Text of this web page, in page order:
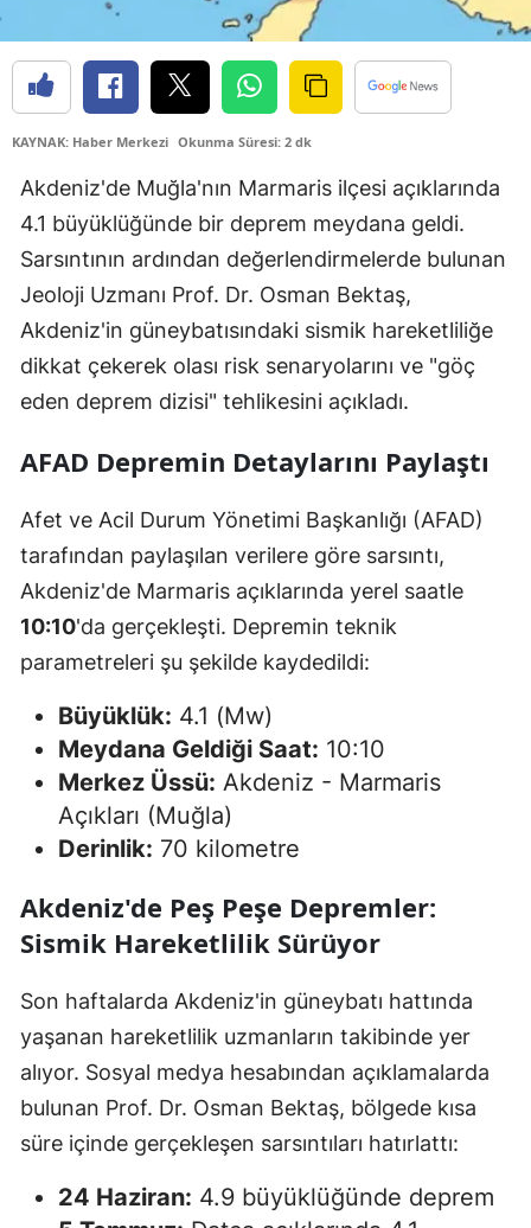
KAYNAK: Haber Merkezi Okunma Süresi: 2 dk
Akdeniz'de Muğla'nın Marmaris ilçesi açıklarında
4.1 büyüklüğünde bir deprem meydana geldi.
Sarsıntının ardından değerlendirmelerde bulunan
Jeoloji Uzmanı Prof. Dr. Osman Bektaş,
Akdeniz'in güneybatısındaki sismik hareketliliğe
dikkat çekerek olası risk senaryolarını ve "göç
eden deprem dizisi" tehlikesini açıkladı.
AFAD Depremin Detaylarını Paylaştı
Afet ve Acil Durum Yönetimi Başkanlığı (AFAD)
tarafından paylaşılan verilere göre sarsıntı,
Akdeniz'de Marmaris açıklarında yerel saatle
10:10'da gerçekleşti. Depremin teknik
parametreleri şu şekilde kaydedildi:
Büyüklük: 4.1 (Mw)
Meydana Geldiği Saat: 10:10
Merkez Üssü: Akdeniz - Marmaris
Açıkları (Muğla)
Derinlik: 70 kilometre
Akdeniz'de Peş Peşe Depremler:
Sismik Hareketlilik Sürüyor
Son haftalarda Akdeniz'in güneybatı hattında
yaşanan hareketlilik uzmanların takibinde yer
alıyor. Sosyal medya hesabından açıklamalarda
bulunan Prof. Dr. Osman Bektaş, bölgede kısa
süre içinde gerçekleşen sarsıntıları hatırlattı:
24 Haziran: 4.9 büyüklüğünde deprem